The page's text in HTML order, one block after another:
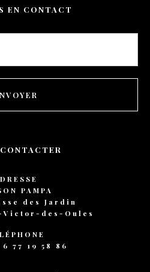
EN CONTACT
PAMPA
des Jardin
Victor-des-Oules
77 19 58 86